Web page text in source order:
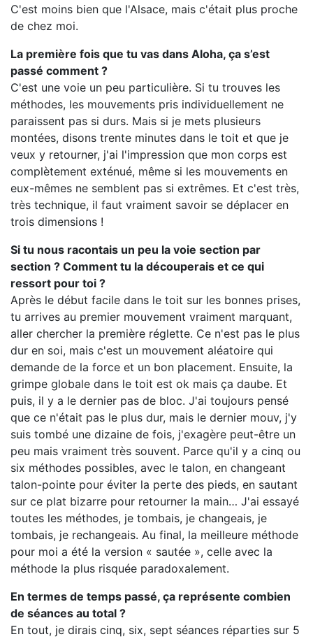
C'est moins bien que l'Alsace, mais c'était plus proche
de chez moi.
La première fois que tu vas dans Aloha, ça s’est
passé comment ?
C'est une voie un peu particulière. Si tu trouves les
méthodes, les mouvements pris individuellement ne
paraissent pas si durs. Mais si je mets plusieurs
montées, disons trente minutes dans le toit et que je
veux y retourner, j'ai l'impression que mon corps est
complètement exténué, même si les mouvements en
eux-mêmes ne semblent pas si extrêmes. Et c'est très,
très technique, il faut vraiment savoir se déplacer en
trois dimensions !
Si tu nous racontais un peu la voie section par
section ? Comment tu la découperais et ce qui
ressort pour toi ?
Après le début facile dans le toit sur les bonnes prises,
tu arrives au premier mouvement vraiment marquant,
aller chercher la première réglette. Ce n'est pas le plus
dur en soi, mais c'est un mouvement aléatoire qui
demande de la force et un bon placement. Ensuite, la
grimpe globale dans le toit est ok mais ça daube. Et
puis, il y a le dernier pas de bloc. J'ai toujours pensé
que ce n'était pas le plus dur, mais le dernier mouv, j'y
suis tombé une dizaine de fois, j'exagère peut-être un
peu mais vraiment très souvent. Parce qu'il y a cinq ou
six méthodes possibles, avec le talon, en changeant
talon-pointe pour éviter la perte des pieds, en sautant
sur ce plat bizarre pour retourner la main… J'ai essayé
toutes les méthodes, je tombais, je changeais, je
tombais, je rechangeais. Au final, la meilleure méthode
pour moi a été la version « sautée », celle avec la
méthode la plus risquée paradoxalement.
En termes de temps passé, ça représente combien
de séances au total ?
En tout, je dirais cinq, six, sept séances réparties sur 5